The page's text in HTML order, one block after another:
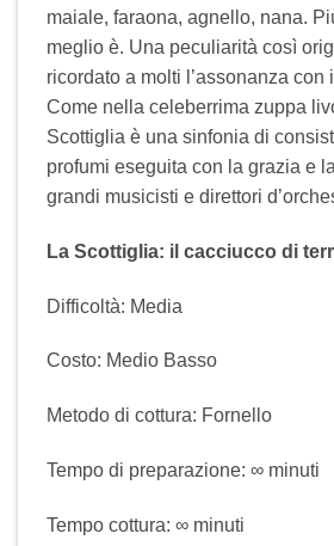
maiale, faraona, agnello, nana.
meglio è. Una peculiarità così
ricordato a molti l’assonanza con
Come nella celeberrima zuppa
Scottiglia è una sinfonia di
profumi eseguita con la grazia e
grandi musicisti e direttori
La Scottiglia: il cacciucco di
Difficoltà: Media
Costo: Medio Basso
Metodo di cottura: Fornello
Tempo di preparazione: ∞ minuti
Tempo cottura: ∞ minuti